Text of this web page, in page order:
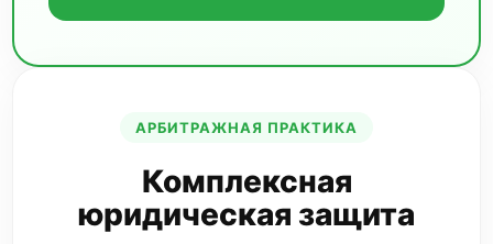
АРБИТРАЖНАЯ ПРАКТИКА
Комплексная
юридическая защита